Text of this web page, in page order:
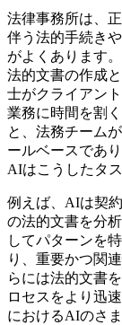
法律事務所は、
伴う法的手続き
がよくあります
法的文書の作成
士がクライアン
業務に時間を割
と、法務チーム
ールベースであ
AIはこうしたタ
例えば、AIは契
の法的文書を分
してパターンを
り、重要かつ関
らには法的文書
ロセスをより迅
におけるAIのさ